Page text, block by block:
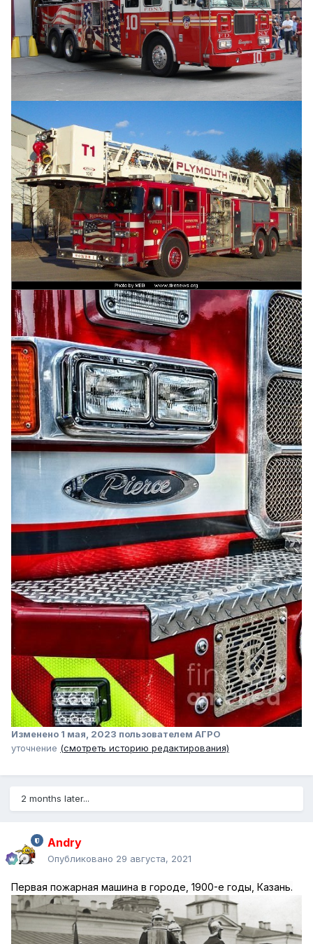
Изменено 1 мая, 2023 пользователем АГРО
уточнение (смотреть историю редактирования)
2 months later...
Andry
Опубликовано 29 августа, 2021
Первая пожарная машина в городе, 1900-е годы, Казань.